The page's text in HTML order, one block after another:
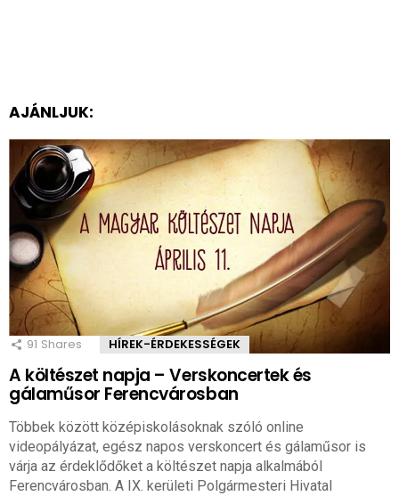
AJÁNLJUK:
91 Shares HÍREK-ÉRDEKESSÉGEK
A költészet napja – Verskoncertek és
gálaműsor Ferencvárosban
Többek között középiskolásoknak szóló online
videopályázat, egész napos verskoncert és gálaműsor is
várja az érdeklődőket a költészet napja alkalmából
Ferencvárosban. A IX. kerületi Polgármesteri Hivatal